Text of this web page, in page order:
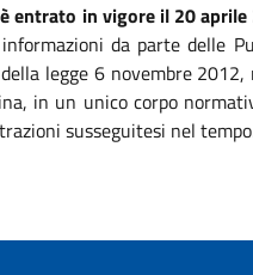
entrato in vigore il 20 aprile
da parte delle
legge 6 novembre 2012,
in un unico corpo
susseguitesi nel